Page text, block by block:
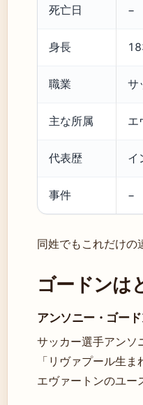
死亡日 −
身長
職業 サ
主な所属 エ
代表歴 イ
事件 −
同姓でもこれだけの
ゴードンは
アンソニー・ゴー
サッカー選手アンソ
「リヴァプール生
エヴァートンのユー